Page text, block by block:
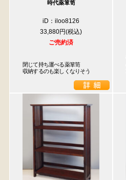
時代薬箪笥
iD：iloo8126
33,880円
ご売約済
閉じて持ち運べる薬箪笥
収納するのも楽しくなりそう